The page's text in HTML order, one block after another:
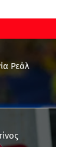
Ρεάλ